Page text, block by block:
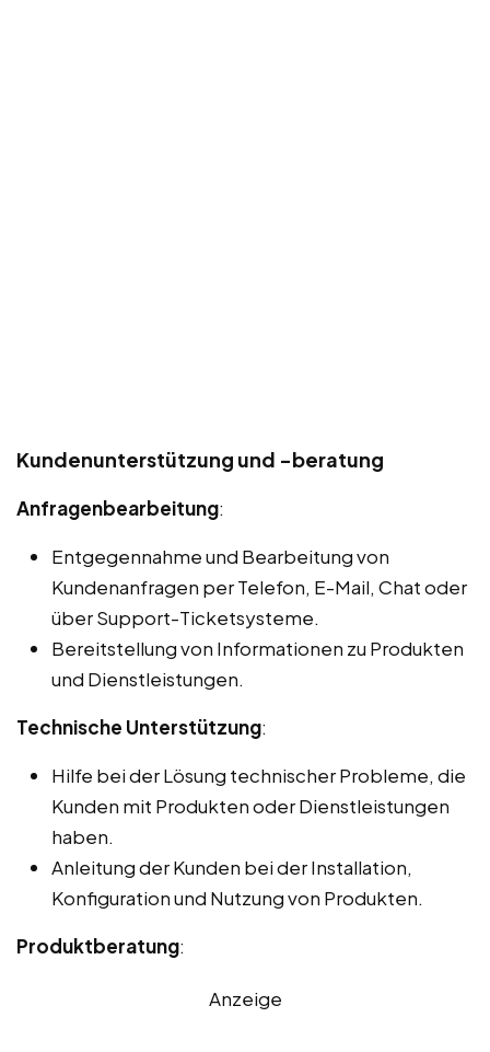
Kundenunterstützung und -beratung
Anfragenbearbeitung:
Entgegennahme und Bearbeitung von
Kundenanfragen per Telefon, E-Mail, Chat oder
über Support-Ticketsysteme.
Bereitstellung von Informationen zu Produkten
und Dienstleistungen.
Technische Unterstützung:
Hilfe bei der Lösung technischer Probleme, die
Kunden mit Produkten oder Dienstleistungen
haben.
Anleitung der Kunden bei der Installation,
Konfiguration und Nutzung von Produkten.
Produktberatung:
Anzeige